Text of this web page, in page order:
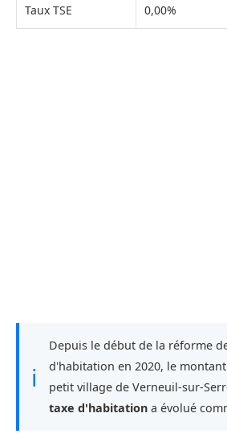
Taux TSE 0,00%
ℹ
Depuis le début de la réforme
d'habitation en 2020, le
petit village de Verneuil-sur-
taxe d'habitation a évolué